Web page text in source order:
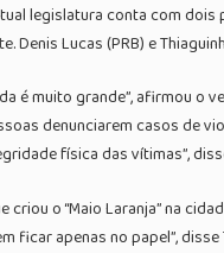
legislatura conta com
Lucas (PRB) e
é muito grande”, afirmou
denunciarem casos de
física das vítimas”,
o “Maio Laranja” na
ficar apenas no papel”, disse